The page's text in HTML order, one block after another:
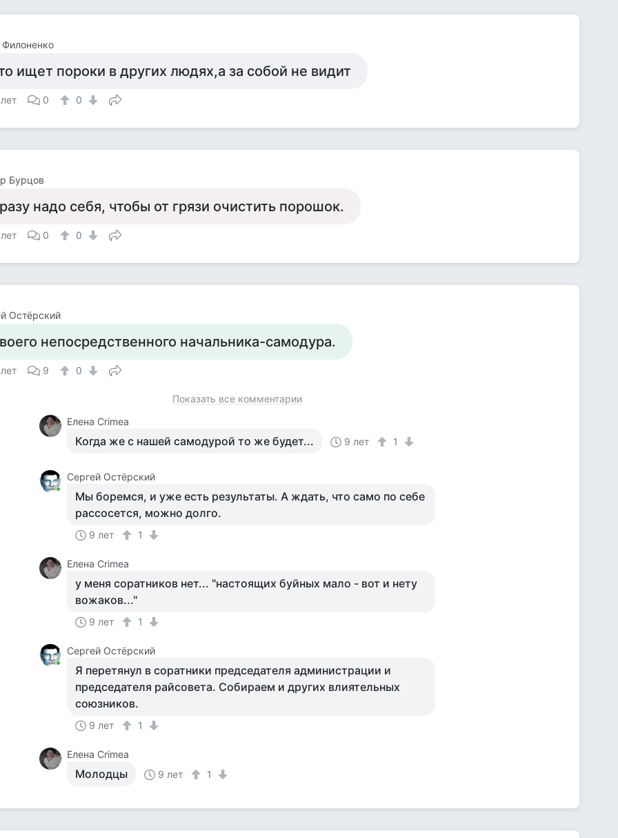
Филоненко
ищет пороки в других людях,а за собой не видит
0 0
Бурцов
надо себя, чтобы от грязи очистить порошок.
0 0
Остёрский
непосредственного начальника-самодура.
9 0
Показать все комментарии
Елена Crimea
Когда же с нашей самодурой то же будет... 9 лет 1
Сергей Остёрский
Мы боремся, и уже есть результаты. А ждать, что само по себе
рассосется, можно долго.
9 лет 1
Елена Crimea
у меня соратников нет... "настоящих буйных мало - вот и нету
вожаков..."
9 лет 1
Сергей Остёрский
Я перетянул в соратники председателя администрации и
председателя райсовета. Собираем и других влиятельных
союзников.
9 лет 1
Елена Crimea
Молодцы 9 лет 1